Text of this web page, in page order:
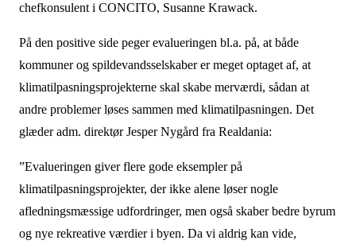
chefkonsulent i CONCITO, Susanne Krawack.
På den positive side peger evalueringen bl.a. på, at både
kommuner og spildevandsselskaber er meget optaget af, at
klimatilpasningsprojekterne skal skabe merværdi, sådan at
andre problemer løses sammen med klimatilpasningen. Det
glæder adm. direktør Jesper Nygård fra Realdania:
”Evalueringen giver flere gode eksempler på
klimatilpasningsprojekter, der ikke alene løser nogle
afledningsmæssige udfordringer, men også skaber bedre byrum
og nye rekreative værdier i byen. Da vi aldrig kan vide,